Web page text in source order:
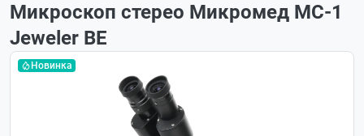
Микроскоп стерео Микромед MC-1
Jeweler BE
Новинка